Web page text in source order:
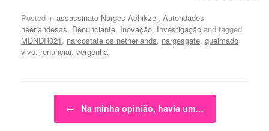
Posted in assassinato Narges Achikzei, Autoridades
neerlandesas, Denunciante, Inovação, Investigação and tagged
MDNDR021, narcostate os netherlands, nargesgate, queimado
vivo, renunciar, vergonha.
Post navigation
← Na minha opinião, havia um…